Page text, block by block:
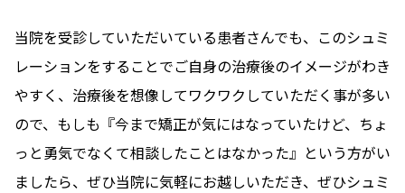
当院を受診していただいている患者さんでも、このシュミ
レーションをすることでご自身の治療後のイメージがわき
やすく、治療後を想像してワクワクしていただく事が多い
ので、もしも『今まで矯正が気にはなっていたけど、ちょ
っと勇気でなくて相談したことはなかった』という方がい
ましたら、ぜひ当院に気軽にお越しいただき、ぜひシュミ